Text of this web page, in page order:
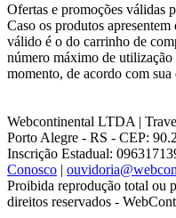
Ofertas e promoções válidas
Caso os produtos
válido é o do carrinho de
número máximo de utilização
momento, de acordo com
Webcontinental LTDA |
Porto Alegre - RS - CEP:
Inscrição Estadual:
Conosco |
Proibida reprodução total ou
direitos reservados -